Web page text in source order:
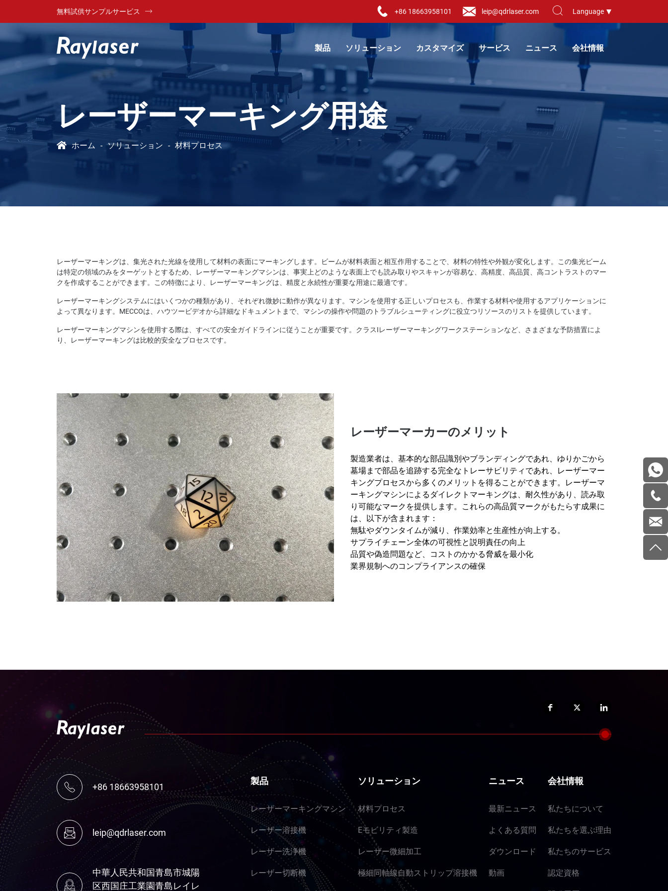
無料試供サンプルサービス +86 18663958101 leip@qdrlaser.com Language
製品 ソリューション カスタマイズ サービス ニュース 会社情報
レーザーマーキング用途
ホーム ソリューション 材料プロセス
レーザーマーキングは、集光された光線を使用して材料の表面にマーキングします。ビームが材料表面と相互作用することで、材料の特性や外観が変化します。この集光ビーム
は特定の領域のみをターゲットとするため、レーザーマーキングマシンは、事実上どのような表面上でも読み取りやスキャンが容易な、高精度、高品質、高コントラストのマー
クを作成することができます。この特徴により、レーザーマーキングは、精度と永続性が重要な用途に最適です。
レーザーマーキングシステムにはいくつかの種類があり、それぞれ微妙に動作が異なります。マシンを使用する正しいプロセスも、作業する材料や使用するアプリケーションに
よって異なります。MECCOは、ハウツービデオから詳細なドキュメントまで、マシンの操作や問題のトラブルシューティングに役立つリソースのリストを提供しています。
レーザーマーキングマシンを使用する際は、すべての安全ガイドラインに従うことが重要です。クラスIレーザーマーキングワークステーションなど、さまざまな予防措置によ
り、レーザーマーキングは比較的安全なプロセスです。
レーザーマーカーのメリット
製造業者は、基本的な部品識別やブランディングであれ、ゆりかごから
墓場まで部品を追跡する完全なトレーサビリティであれ、レーザーマー
キングプロセスから多くのメリットを得ることができます。レーザーマ
ーキングマシンによるダイレクトマーキングは、耐久性があり、読み取
り可能なマークを提供します。これらの高品質マークがもたらす成果に
は、以下が含まれます：
無駄やダウンタイムが減り、作業効率と生産性が向上する。
サプライチェーン全体の可視性と説明責任の向上
品質や偽造問題など、コストのかかる脅威を最小化
業界規制へのコンプライアンスの確保
+86 18663958101
leip@qdrlaser.com
中華人民共和国青島市城陽
区西国庄工業園青島レイレ
製品
レーザーマーキングマシン
レーザー溶接機
レーザー洗浄機
レーザー切断機
ソリューション
材料プロセス
Eモビリティ製造
レーザー微細加工
極細同軸線自動ストリップ溶接機
ニュース
最新ニュース
よくある質問
ダウンロード
動画
会社情報
私たちについて
私たちを選ぶ理由
私たちのサービス
認定資格